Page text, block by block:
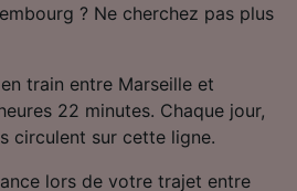
? Ne cherchez pas plus
train entre Marseille et
22 minutes. Chaque jour,
circulent sur cette ligne.
lors de votre trajet entre